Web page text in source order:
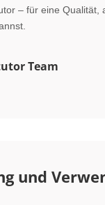
– für eine Qualität,
Team
und